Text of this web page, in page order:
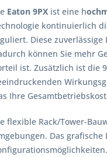
Eaton 9PX ist eine h
kontinuierlich
Diese
können Sie mehr
ist. Zusätzlich ist die
Ihre
flexible Rack/Tower-
Das